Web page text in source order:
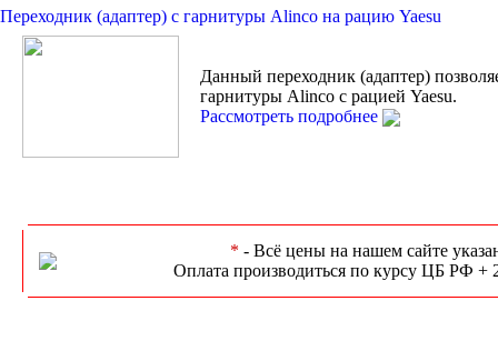
Переходник (адаптер) с гарнитуры Alinco на рацию Yaesu
Данный переходник (адаптер)
гарнитуры Alinco с рацией Yaesu.
Рассмотреть подробнее
* - Всё цены на нашем сайте
Оплата производиться по курсу ЦБ РФ +